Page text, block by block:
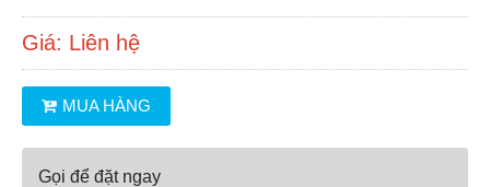
Giá: Liên hệ
MUA HÀNG
Gọi để đặt ngay